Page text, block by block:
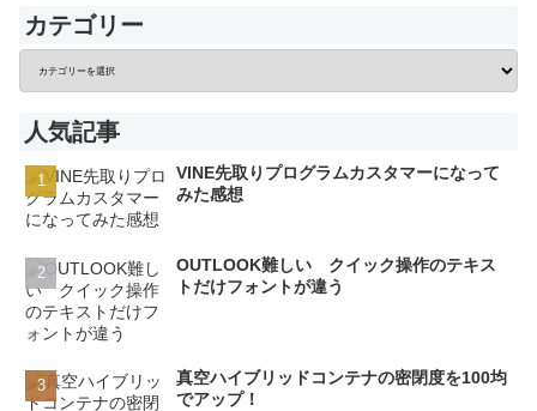
カテゴリー
人気記事
VINE先取りプログラムカスタマーになって
みた感想
OUTLOOK難しい クイック操作のテキス
トだけフォントが違う
真空ハイブリッドコンテナの密閉度を100均
でアップ！